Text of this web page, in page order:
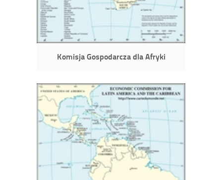
Komisja Gospodarcza dla Afryki